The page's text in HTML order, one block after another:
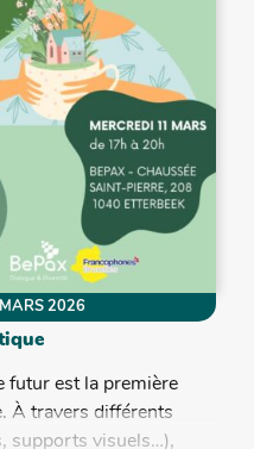
2026
futur est la première
À travers différents
supports visuels…),